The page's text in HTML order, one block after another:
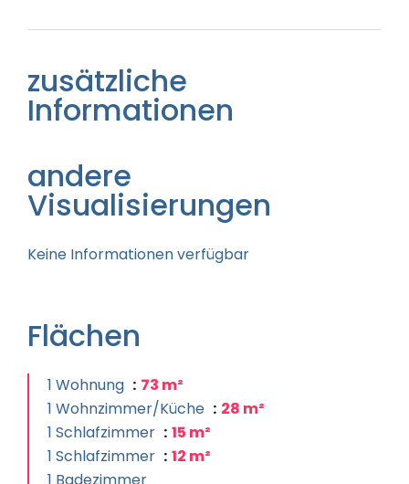
zusätzliche
Informationen
andere
Visualisierungen
Keine Informationen verfügbar
Flächen
1 Wohnung
73 m²
1 Wohnzimmer/Küche
28 m²
1 Schlafzimmer
15 m²
1 Schlafzimmer
12 m²